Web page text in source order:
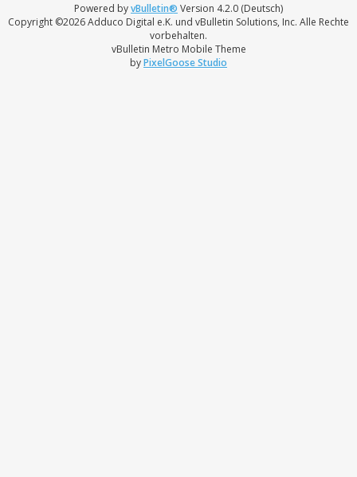
Powered byvBulletin® Version 4.2.0 (Deutsch)
Copyright ©2026 Adduco Digital e.K. und vBulletin Solutions, Inc. Alle Rechte
vorbehalten.
vBulletin Metro Mobile Theme
byPixelGoose Studio